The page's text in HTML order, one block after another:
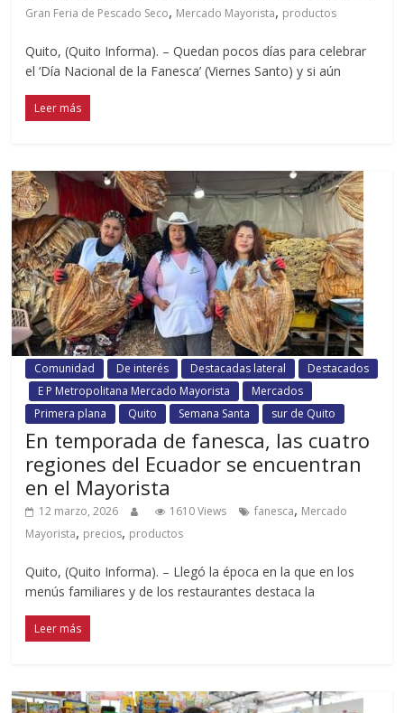
Gran Feria de Pescado Seco, Mercado Mayorista, productos
Quito, (Quito Informa). – Quedan pocos días para celebrar
el ‘Día Nacional de la Fanesca’ (Viernes Santo) y si aún
Leer más
Comunidad De interés Destacadas lateral
Destacados
E P Metropolitana Mercado Mayorista
Mercados
Primera plana
Quito Semana Santa sur de Quito
En temporada de fanesca, las cuatro
regiones del Ecuador se encuentran
en el Mayorista
12 marzo, 2026 1610 Views fanesca, Mercado
Mayorista, precios, productos
Quito, (Quito Informa). – Llegó la época en la que en los
menús familiares y de los restaurantes destaca la
Leer más